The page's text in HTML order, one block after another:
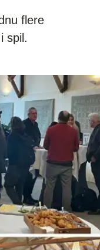
flere
spil.